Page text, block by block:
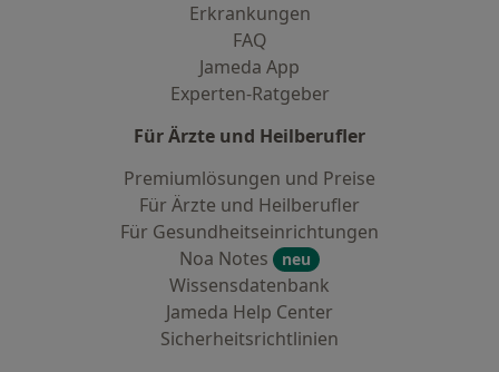
Erkrankungen
FAQ
Jameda App
Experten-Ratgeber
Für Ärzte und Heilberufler
Premiumlösungen und Preise
Für Ärzte und Heilberufler
Für Gesundheitseinrichtungen
Noa Notes
neu
Wissensdatenbank
Jameda Help Center
Sicherheitsrichtlinien